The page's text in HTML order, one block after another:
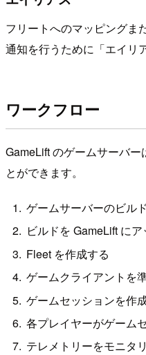
フリートへのマッピングま
通知を行うために「エイリ
ワークフロー
GameLift のゲームサーバ
とができます。
ゲームサーバーのビル
ビルドを GameLift に
Fleet を作成する
ゲームクライアントを
ゲームセッションを作
各プレイヤーがゲーム
テレメトリーをモニタ